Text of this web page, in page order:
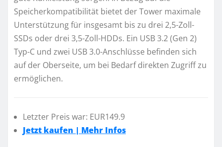
Speicherkompatibilität bietet der Tower maximale
Unterstützung für insgesamt bis zu drei 2,5-Zoll-
SSDs oder drei 3,5-Zoll-HDDs. Ein USB 3.2 (Gen 2)
Typ-C und zwei USB 3.0-Anschlüsse befinden sich
auf der Oberseite, um bei Bedarf direkten Zugriff zu
ermöglichen.
Letzter Preis war: EUR149.9
Jetzt kaufen | Mehr Infos